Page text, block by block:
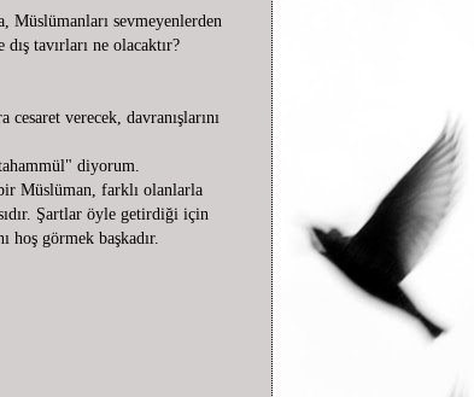
Müslümanları sevmeyenlerden
tavırları ne olacaktır?
verecek, davranışlarını
diyorum.
Müslüman, farklı olanlarla
Şartlar öyle getirdiği için
hoş görmek başkadır.